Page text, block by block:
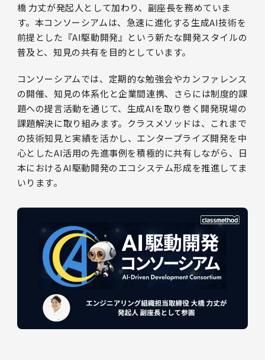
橋 力丈が発起人として加わり、副座長を務めていま
す。本コンソーシアムは、急速に進化する生成AI技術を
前提とした『AI駆動開発』という新たな開発スタイルの
普及と、知見の共有を目的としています。
コンソーシアムでは、定期的な勉強会やカンファレンス
の開催、知見の体系化と企業間連携、さらには制度的課
題への提言活動を通じて、生成AIを取り巻く開発現場の
課題解決に取り組みます。クラスメソッドは、これまで
の技術知見と実績を活かし、エンタープライズ開発を中
心としたAI活用の先進事例を積極的に共有しながら、日
本におけるAI駆動開発のエコシステム形成を推進してま
いります。